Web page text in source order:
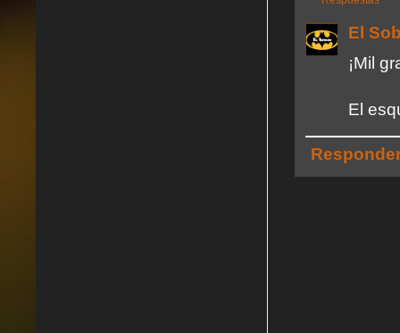
El
¡Mil
El